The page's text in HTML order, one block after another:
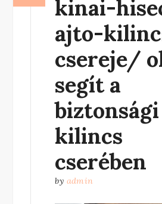
kinai-
ajto-
csereje/
segít a
kilincs
cserében
by admin